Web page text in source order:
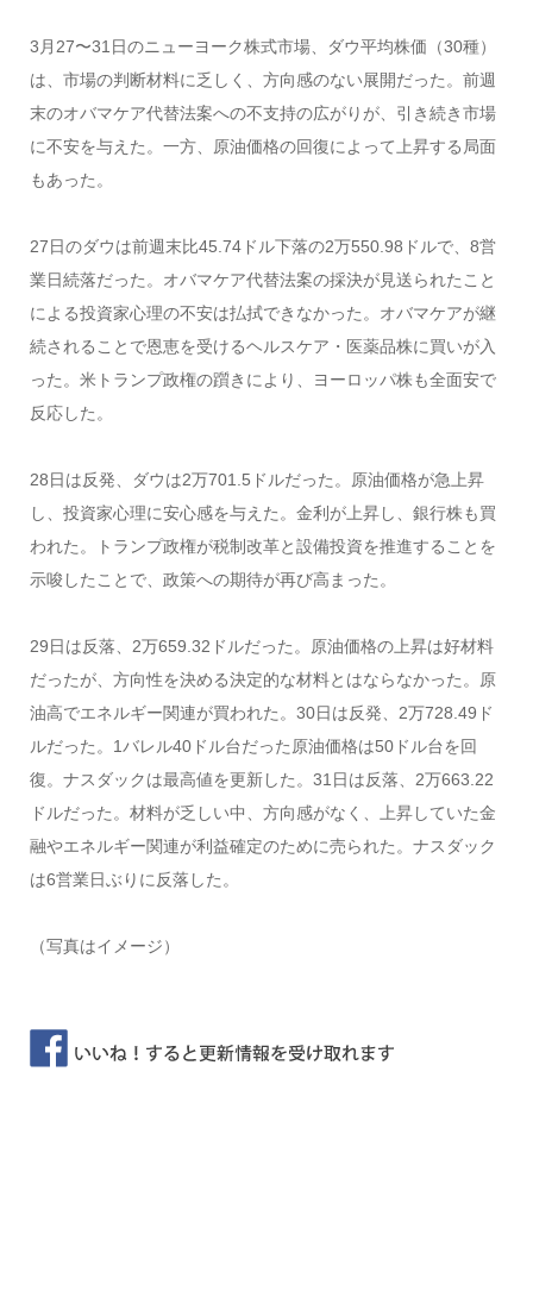
3月27〜31日のニューヨーク株式市場、ダウ平均株価（30種）
は、市場の判断材料に乏しく、方向感のない展開だった。前週
末のオバマケア代替法案への不支持の広がりが、引き続き市場
に不安を与えた。一方、原油価格の回復によって上昇する局面
もあった。
27日のダウは前週末比45.74ドル下落の2万550.98ドルで、8営
業日続落だった。オバマケア代替法案の採決が見送られたこと
による投資家心理の不安は払拭できなかった。オバマケアが継
続されることで恩恵を受けるヘルスケア・医薬品株に買いが入
った。米トランプ政権の躓きにより、ヨーロッパ株も全面安で
反応した。
28日は反発、ダウは2万701.5ドルだった。原油価格が急上昇
し、投資家心理に安心感を与えた。金利が上昇し、銀行株も買
われた。トランプ政権が税制改革と設備投資を推進することを
示唆したことで、政策への期待が再び高まった。
29日は反落、2万659.32ドルだった。原油価格の上昇は好材料
だったが、方向性を決める決定的な材料とはならなかった。原
油高でエネルギー関連が買われた。30日は反発、2万728.49ド
ルだった。1バレル40ドル台だった原油価格は50ドル台を回
復。ナスダックは最高値を更新した。31日は反落、2万663.22
ドルだった。材料が乏しい中、方向感がなく、上昇していた金
融やエネルギー関連が利益確定のために売られた。ナスダック
は6営業日ぶりに反落した。
（写真はイメージ）